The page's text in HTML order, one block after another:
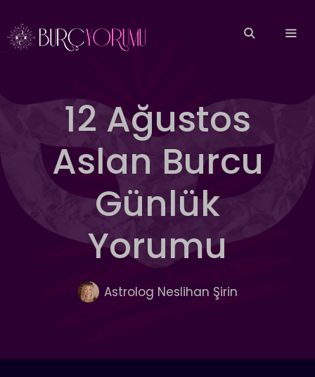
atla
12 Ağustos
Aslan Burcu
Günlük
Yorumu
Astrolog Neslihan Şirin